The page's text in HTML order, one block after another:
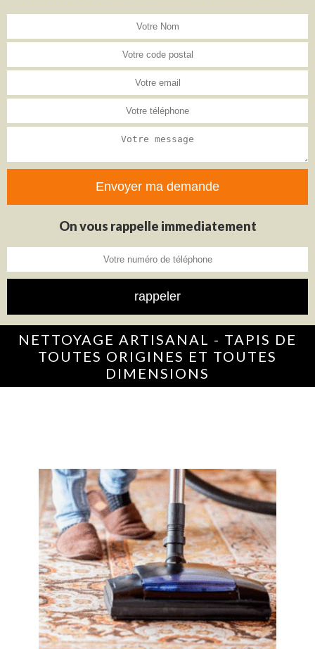
On vous rappelle immediatement
NETTOYAGE ARTISANAL - TAPIS DE
TOUTES ORIGINES ET TOUTES
DIMENSIONS